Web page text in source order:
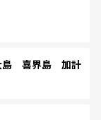
島 喜界島 加計